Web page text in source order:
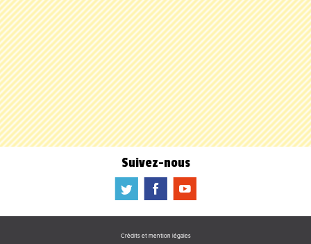
Suivez-nous
a b f
Crédits et mention légales